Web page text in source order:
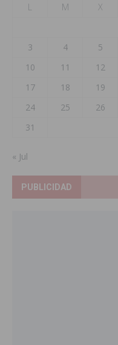
L
M X
3
4 5
10
11 12
17
18 19
24
25 26
31
« Jul
PUBLICIDAD